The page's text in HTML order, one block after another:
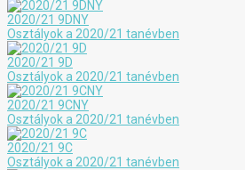
2020/21 9DNY
Osztályok a 2020/21 tanévben
2020/21 9D
Osztályok a 2020/21 tanévben
2020/21 9CNY
Osztályok a 2020/21 tanévben
2020/21 9C
Osztályok a 2020/21 tanévben